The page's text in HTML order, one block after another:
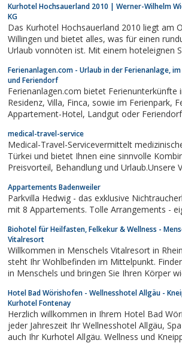
Kurhotel Hochsauerland 2010 | Werner-Wilhelm
KG
Das Kurhotel Hochsauerland 2010 liegt am
Willingen und bietet alles, was für einen rundum gelungenen
Urlaub vonnöten ist. Mit einem hoteleignen
Wellnesslandschaft, diversen hochmodernen Hotelzimmern und
einem kulinarischen Speiseangebot bleiben
Ferienanlagen.com - Urlaub in der Ferienanlage,
und Feriendorf
Ferienanlagen.com bietet Ferienunterkünfte
Residenz, Villa, Finca, sowie im Ferienpark, Ferien- und
Appartement-Hotel, Landgut oder Feriendorf. Viele der
verschiedenen Unterkunftsmöglichkeiten
Erholungs-, Freizeit- und Sportangebot und...
medical-travel-service
Medical-Travel-Servicevermittelt
Türkei und bietet Ihnen eine sinnvolle
Preisvorteil, Behandlung und Urlaub.Unsere Vertragskliniken sind
Die medizinische Ausstattung der Kliniken
internationalen...
Appartements Badenweiler
Parkvilla Hedwig - das exklusive
mit 8 Appartements. Tolle Arrangements -
Biohotel für Heilfasten, Felkekur & Wellness -
Vitalresort
Willkommen in Menschels Vitalresort in
steht Ihr Wohlbefinden im Mittelpunkt.
in Menschels und bringen Sie Ihren Körper
Hotel Bad Wörishofen - Wellnesshotel Allgäu -
Kurhotel Fontenay
Herzlich willkommen in Ihrem Hotel Bad
jeder Jahreszeit Ihr Wellnesshotel Allgäu, Spa-Hotel und natürlich
auch Ihr Kurhotel Allgäu. Wellness und